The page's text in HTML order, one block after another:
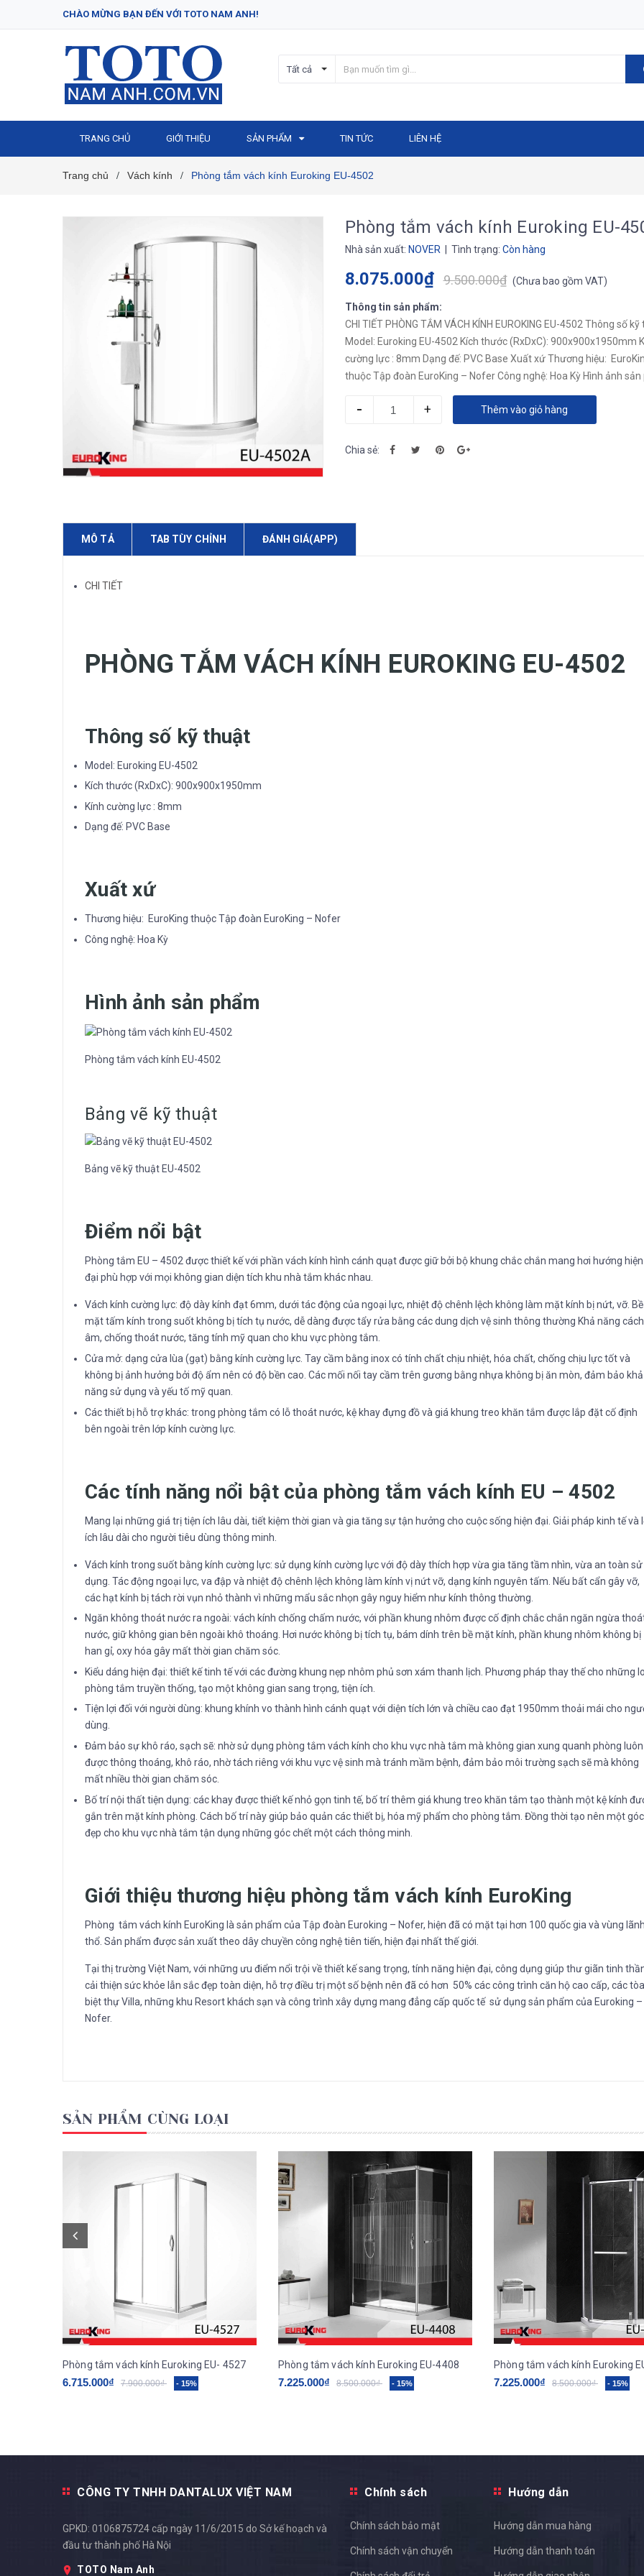
CHÀO MỪNG BẠN ĐẾN VỚI TOTO NAM ANH!
Tất cả
TRANG CHỦ GIỚI THIỆU SẢN PHẨM TIN TỨC LIÊN HỆ
Trang chủ / Vách kính / Phòng tắm vách kính Euroking EU-4502
Phòng tắm vách kính Euroking EU-
Nhà sản xuất: NOVER | Tình trạng: Còn hàng
8.075.000₫ 9.500.000₫ (Chưa bao gồm VAT)
Thông tin sản phẩm:
CHI TIẾT PHÒNG TẮM VÁCH KÍNH EUROKING EU-4502 Thông số
Model: Euroking EU-4502 Kích thước (RxDxC): 900x900x1950mm
cường lực : 8mm Dạng đế: PVC Base Xuất xứ Thương hiệu: EuroKing
thuộc Tập đoàn EuroKing – Nofer Công nghệ: Hoa Kỳ Hình ảnh
- + Thêm vào giỏ hàng
Chia sẻ:
MÔ TẢ TAB TÙY CHỈNH ĐÁNH GIÁ(APP)
CHI TIẾT
PHÒNG TẮM VÁCH KÍNH EUROKING EU-4502
Thông số kỹ thuật
Model: Euroking EU-4502
Kích thước (RxDxC): 900x900x1950mm
Kính cường lực : 8mm
Dạng đế: PVC Base
Xuất xứ
Thương hiệu: EuroKing thuộc Tập đoàn EuroKing – Nofer
Công nghệ: Hoa Kỳ
Hình ảnh sản phẩm
Phòng tắm vách kính EU-4502
Bảng vẽ kỹ thuật
Bảng vẽ kỹ thuật EU-4502
Điểm nổi bật
Phòng tắm EU – 4502 được thiết kế với phần vách kính hình cánh quạt được giữ bởi bộ khung chắc chắn mang hơi hướng hiện
đại phù hợp với mọi không gian diện tích khu nhà tắm khác nhau.
Vách kính cường lực: độ dày kính đạt 6mm, dưới tác động của ngoại lực, nhiệt độ chênh lệch không làm mặt kính bị nứt, vỡ. Bề
mặt tấm kính trong suốt không bị tích tụ nước, dễ dàng được tẩy rửa bằng các dung dịch vệ sinh thông thường Khả năng cách
âm, chống thoát nước, tăng tính mỹ quan cho khu vực phòng tắm.
Cửa mở: dạng cửa lùa (gạt) bằng kính cường lực. Tay cầm bằng inox có tính chất chịu nhiệt, hóa chất, chống chịu lực tốt và
không bị ảnh hưởng bởi độ ẩm nên có độ bền cao. Các mối nối tay cầm trên gương bằng nhựa không bị ăn mòn, đảm bảo khả
năng sử dụng và yếu tố mỹ quan.
Các thiết bị hỗ trợ khác: trong phòng tắm có lỗ thoát nước, kệ khay đựng đồ và giá khung treo khăn tắm được lắp đặt cố định
bên ngoài trên lớp kính cường lực.
Các tính năng nổi bật của phòng tắm vách kính EU – 4502
Mang lại những giá trị tiện ích lâu dài, tiết kiệm thời gian và gia tăng sự tận hưởng cho cuộc sống hiện đại. Giải pháp kinh tế và
ích lâu dài cho người tiêu dùng thông minh.
Vách kính trong suốt bằng kính cường lực: sử dụng kính cường lực với độ dày thích hợp vừa gia tăng tầm nhìn, vừa an toàn sử
dụng. Tác động ngoại lực, va đập và nhiệt độ chênh lệch không làm kính vị nứt vỡ, dạng kính nguyên tấm. Nếu bất cẩn gây vỡ,
các hạt kính bị tách rời vụn nhỏ thành vì những mẩu sắc nhọn gây nguy hiểm như kính thông thường.
Ngăn không thoát nước ra ngoài: vách kính chống chấm nước, với phần khung nhôm được cố định chắc chắn ngăn ngừa
nước, giữ không gian bên ngoài khô thoáng. Hơi nước không bị tích tụ, bám dính trên bề mặt kính, phần khung nhôm không bị
han gỉ, oxy hóa gây mất thời gian chăm sóc.
Kiểu dáng hiện đại: thiết kế tinh tế với các đường khung nẹp nhôm phủ sơn xám thanh lịch. Phương pháp thay thế cho những
phòng tắm truyền thống, tạo một không gian sang trọng, tiện ích.
Tiện lợi đối với người dùng: khung khính vo thành hình cánh quạt với diện tích lớn và chiều cao đạt 1950mm thoải mái cho
dùng.
Đảm bảo sự khô ráo, sạch sẽ: nhờ sử dụng phòng tắm vách kính cho khu vực nhà tắm mà không gian xung quanh phòng luôn
được thông thoáng, khô ráo, nhờ tách riêng với khu vực vệ sinh mà tránh mầm bệnh, đảm bảo môi trường sạch sẽ mà không
mất nhiều thời gian chăm sóc.
Bố trí nội thất tiện dụng: các khay được thiết kế nhỏ gọn tinh tế, bố trí thêm giá khung treo khăn tắm tạo thành một kệ kính
gắn trên mặt kính phòng. Cách bố trí này giúp bảo quản các thiết bị, hóa mỹ phẩm cho phòng tắm. Đồng thời tạo nên một góc
đẹp cho khu vực nhà tắm tận dụng những góc chết một cách thông minh.
Giới thiệu thương hiệu phòng tắm vách kính EuroKing
Phòng tắm vách kính EuroKing là sản phẩm của Tập đoàn Euroking – Nofer, hiện đã có mặt tại hơn 100 quốc gia và vùng
thổ. Sản phẩm được sản xuất theo dây chuyền công nghệ tiên tiến, hiện đại nhất thế giới.
Tại thị trường Việt Nam, với những ưu điểm nổi trội về thiết kế sang trọng, tính năng hiện đại, công dụng giúp thư giãn tinh
cải thiện sức khỏe lẫn sắc đẹp toàn diện, hỗ trợ điều trị một số bệnh nên đã có hơn 50% các công trình căn hộ cao cấp, các tòa
biệt thự Villa, những khu Resort khách sạn và công trình xây dựng mang đẳng cấp quốc tế sử dụng sản phẩm của Euroking –
Nofer.
SẢN PHẨM CÙNG LOẠI
Phòng tắm vách kính Euroking EU- 4527
6.715.000₫ 7.900.000₫ - 15%
Phòng tắm vách kính Euroking EU-4408
7.225.000₫ 8.500.000₫ - 15%
Phòng tắm vách kính Euroking
7.225.000₫ 8.500.000₫ - 15%
CÔNG TY TNHH DANTALUX VIỆT NAM
GPKD: 0106875724 cấp ngày 11/6/2015 do Sở kế hoạch và
đầu tư thành phố Hà Nội
TOTO Nam Anh
Chính sách
Chính sách bảo mật
Chính sách vận chuyển
Hướng dẫn
Hướng dẫn mua hàng
Hướng dẫn thanh toán